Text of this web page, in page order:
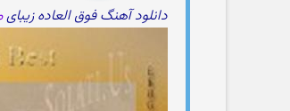
دانلود آهنگ فوق العاده زیبای